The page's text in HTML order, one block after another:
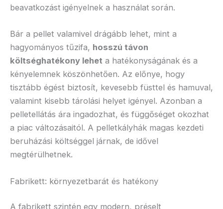
beavatkozást igényelnek a használat során.
Bár a pellet valamivel drágább lehet, mint a
hagyományos tűzifa, hosszú távon
költséghatékony lehet a hatékonyságának és a
kényelemnek köszönhetően. Az előnye, hogy
tisztább égést biztosít, kevesebb füsttel és hamuval,
valamint kisebb tárolási helyet igényel. Azonban a
pelletellátás ára ingadozhat, és függőséget okozhat
a piac változásaitól. A pelletkályhák magas kezdeti
beruházási költséggel járnak, de idővel
megtérülhetnek.
Fabrikett: környezetbarát és hatékony
A fabrikett szintén egy modern, préselt